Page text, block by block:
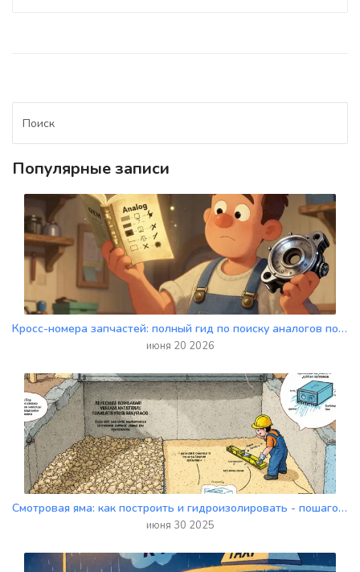
Популярные записи
Кросс-номера запчастей: полный гид по поиску аналогов по артикулам
июня 20 2026
Смотровая яма: как построить и гидроизолировать - пошаговое руководство для гаража
июня 30 2025